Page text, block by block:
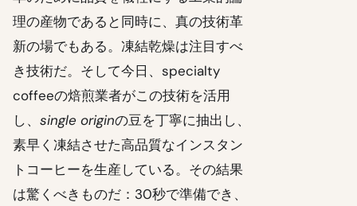
理の産物であると同時に、真の技術革
新の場でもある。凍結乾燥は注目すべ
き技術だ。そして今日、specialty
coffeeの焙煎業者がこの技術を活用
し、 single originの豆を丁寧に抽出し、
素早く凍結させた高品質なインスタン
トコーヒーを生産している。その結果
は驚くべきものだ：30秒で準備でき、